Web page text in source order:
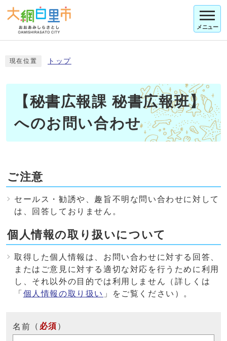
メニュー
現在位置 トップ
【秘書広報課 秘書広報班】
へのお問い合わせ
ご注意
セールス・勧誘や、趣旨不明な問い合わせに対して
は、回答しておりません。
個人情報の取り扱いについて
取得した個人情報は、お問い合わせに対する回答、
またはご意見に対する適切な対応を行うために利用
し、それ以外の目的では利用しません（詳しくは
「 個人情報の取り扱い 」をご覧ください）。
名前 （ 必須 ）